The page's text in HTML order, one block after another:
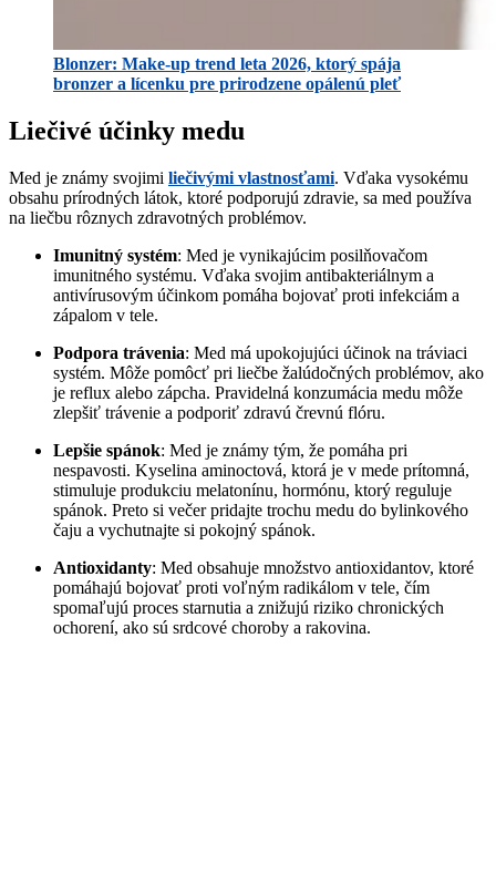
Blonzer: Make-up trend leta 2026, ktorý spája
bronzer a lícenku pre prirodzene opálenú pleť
Liečivé účinky medu
Med je známy svojimi liečivými vlastnosťami. Vďaka vysokému
obsahu prírodných látok, ktoré podporujú zdravie, sa med používa
na liečbu rôznych zdravotných problémov.
Imunitný systém: Med je vynikajúcim posilňovačom
imunitného systému. Vďaka svojim antibakteriálnym a
antivírusovým účinkom pomáha bojovať proti infekciám a
zápalom v tele.
Podpora trávenia: Med má upokojujúci účinok na tráviaci
systém. Môže pomôcť pri liečbe žalúdočných problémov, ako
je reflux alebo zápcha. Pravidelná konzumácia medu môže
zlepšiť trávenie a podporiť zdravú črevnú flóru.
Lepšie spánok: Med je známy tým, že pomáha pri
nespavosti. Kyselina aminoctová, ktorá je v mede prítomná,
stimuluje produkciu melatonínu, hormónu, ktorý reguluje
spánok. Preto si večer pridajte trochu medu do bylinkového
čaju a vychutnajte si pokojný spánok.
Antioxidanty: Med obsahuje množstvo antioxidantov, ktoré
pomáhajú bojovať proti voľným radikálom v tele, čím
spomaľujú proces starnutia a znižujú riziko chronických
ochorení, ako sú srdcové choroby a rakovina.